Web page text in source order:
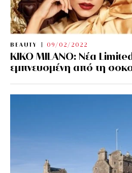
BEAUTY 09/02/2022
KIKO MILANO: Νέα
εμπνευσμένη από τη